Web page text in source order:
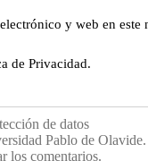
y web en
de Privacidad.
de datos
Pablo de Olavide.
los comentarios.